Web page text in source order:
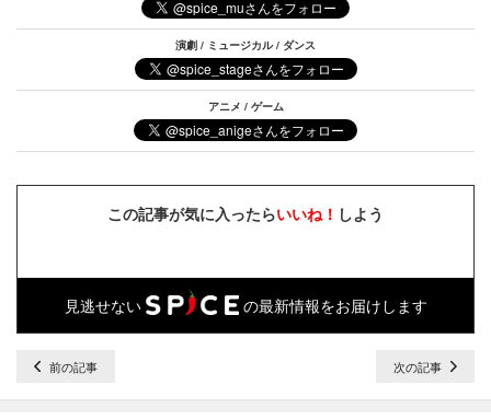
演劇 / ミュージカル / ダンス
アニメ / ゲーム
この記事が気に入ったらいいね！ しよう
見逃せない の最新情報をお届けします
前の記事 次の記事